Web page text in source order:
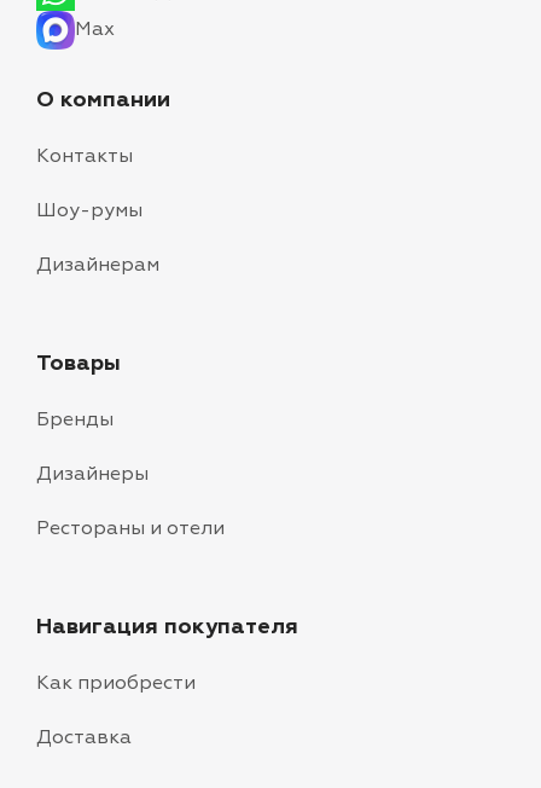
Max
О компании
Контакты
Шоу-румы
Дизайнерам
Товары
Бренды
Дизайнеры
Рестораны и отели
Навигация покупателя
Как приобрести
Доставка